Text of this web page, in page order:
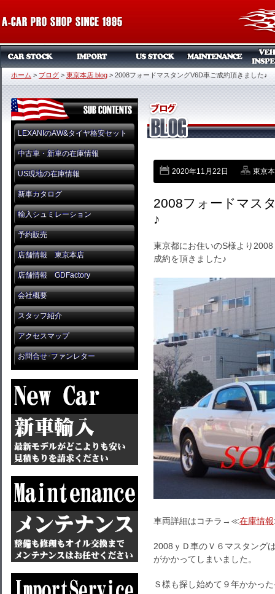
ホーム > ブログ > 東京本店 blog > 2008フォードマスタングV6D車ご成約頂きました♪
LEXANIのAW&タイヤ格安セット
中古車・新車の在庫情報
US現地の在庫情報
新車カタログ
輸入シュミレーション
予約販売
店舗情報 東京本店
店舗情報 GDFactory
会社概要
スタッフ紹介
アクセスマップ
お問合せ･ファンレター
2020年11月22日 東京
2008フォードマス
♪
東京都にお住いのS様より
成約を頂きました♪
車両詳細はコチラ→≪在庫情報
2008ｙＤ車のＶ６マスタング
がかかってしまいました。
Ｓ様も探し始めて９年かかっ